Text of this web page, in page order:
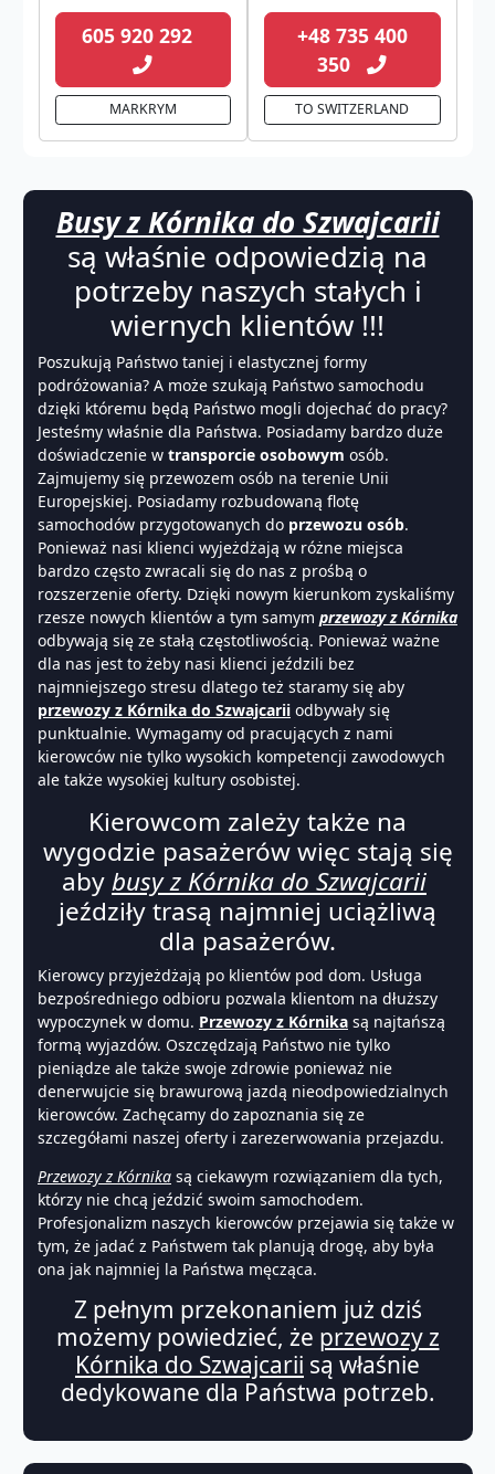
605 920 292
MARKRYM
+48 735 400
350
TO SWITZERLAND
Busy z Kórnika do Szwajcarii
są właśnie odpowiedzią na
potrzeby naszych stałych i
wiernych klientów !!!
Poszukują Państwo taniej i elastycznej formy
podróżowania? A może szukają Państwo samochodu
dzięki któremu będą Państwo mogli dojechać do pracy?
Jesteśmy właśnie dla Państwa. Posiadamy bardzo duże
doświadczenie w transporcie osobowym osób.
Zajmujemy się przewozem osób na terenie Unii
Europejskiej. Posiadamy rozbudowaną flotę
samochodów przygotowanych do przewozu osób.
Ponieważ nasi klienci wyjeżdżają w różne miejsca
bardzo często zwracali się do nas z prośbą o
rozszerzenie oferty. Dzięki nowym kierunkom zyskaliśmy
rzesze nowych klientów a tym samym przewozy z Kórnika
odbywają się ze stałą częstotliwością. Ponieważ ważne
dla nas jest to żeby nasi klienci jeździli bez
najmniejszego stresu dlatego też staramy się aby
przewozy z Kórnika do Szwajcarii odbywały się
punktualnie. Wymagamy od pracujących z nami
kierowców nie tylko wysokich kompetencji zawodowych
ale także wysokiej kultury osobistej.
Kierowcom zależy także na
wygodzie pasażerów więc stają się
abybusy z Kórnika do Szwajcarii
jeździły trasą najmniej uciążliwą
dla pasażerów.
Kierowcy przyjeżdżają po klientów pod dom. Usługa
bezpośredniego odbioru pozwala klientom na dłuższy
wypoczynek w domu. Przewozy z Kórnika są najtańszą
formą wyjazdów. Oszczędzają Państwo nie tylko
pieniądze ale także swoje zdrowie ponieważ nie
denerwujcie się brawurową jazdą nieodpowiedzialnych
kierowców. Zachęcamy do zapoznania się ze
szczegółami naszej oferty i zarezerwowania przejazdu.
Przewozy z Kórnika są ciekawym rozwiązaniem dla tych,
którzy nie chcą jeździć swoim samochodem.
Profesjonalizm naszych kierowców przejawia się także w
tym, że jadać z Państwem tak planują drogę, aby była
ona jak najmniej la Państwa męcząca.
Z pełnym przekonaniem już dziś
możemy powiedzieć, że przewozy z
Kórnika do Szwajcarii są właśnie
dedykowane dla Państwa potrzeb.